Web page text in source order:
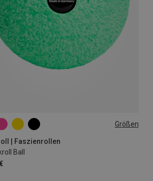
Größen
| Faszienrollen
Ball